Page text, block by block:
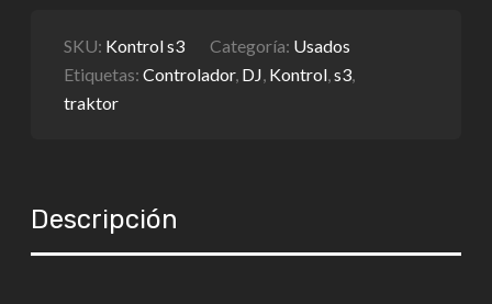
SKU: Kontrol s3 Categoría: Usados
Etiquetas:Controlador, DJ, Kontrol,s3,
traktor
Descripción